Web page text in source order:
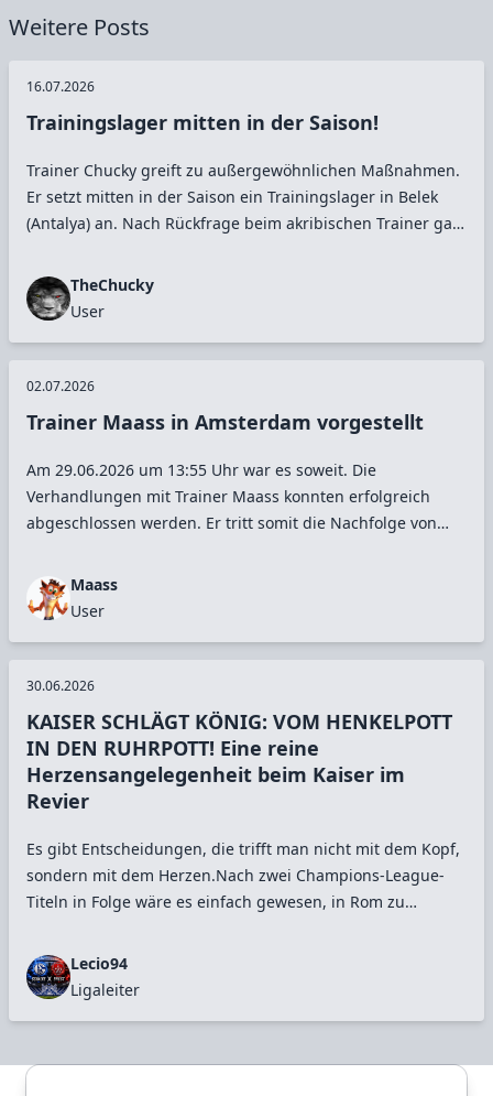
Weitere Posts
16.07.2026
Trainingslager mitten in der Saison!
Trainer Chucky greift zu außergewöhnlichen Maßnahmen.
Er setzt mitten in der Saison ein Trainingslager in Belek
(Antalya) an. Nach Rückfrage beim akribischen Trainer gab
Überheblichkeit in der Mannschaft spürte. Er wolle dies
auf alle Fälle vermeiden und erinnert immer wieder an die
dass Kiel und Union in die Spur gekommen sind und sich
langsam aber sicher in die Regionen gespielt haben, wo s
TheChucky
User
02.07.2026
Trainer Maass in Amsterdam vorgestellt
Am 29.06.2026 um 13:55 Uhr war es soweit. Die
Verhandlungen mit Trainer Maass konnten erfolgreich
abgeschlossen werden. Er tritt somit die Nachfolge von
begleitet:Pressesprecher: „Herzlich willkommen in der
Johan-Crujff-Arena zur heutigen Pressekonferenz, in
Amsterdam vorstellen. Zunächst möchten wir unseren
Sportdirektor um einige Worte bitten."Sportdirektor:
„Vielen Dank. In der Analyse der Saiso
Maass
User
30.06.2026
KAISER SCHLÄGT KÖNIG: VOM HENKELPOTT
IN DEN RUHRPOTT! Eine reine
Herzensangelegenheit beim Kaiser im
Revier
Es gibt Entscheidungen, die trifft man nicht mit dem Kopf,
sondern mit dem Herzen.Nach zwei Champions-League-
Titeln in Folge wäre es einfach gewesen, in Rom zu
nochmal die Champions League.Aber man sollte gehen,
wenn es am schönsten ist. Es ist Zeit, nach Hause zu
kommen.Ich weiß, dass vor uns kein leichter Weg liegt,
genau deshalb bin ich hier. Ich bin mit der Zeit gewachsen
Lecio94
Ligaleiter